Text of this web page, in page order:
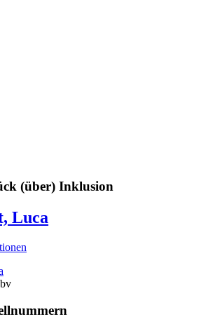
(über) Inklusion
Luca